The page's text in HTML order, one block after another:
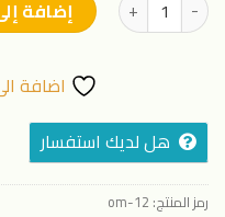
إضافة
اضافة
هل لديك استفسار
رمز المنتج: 12-om